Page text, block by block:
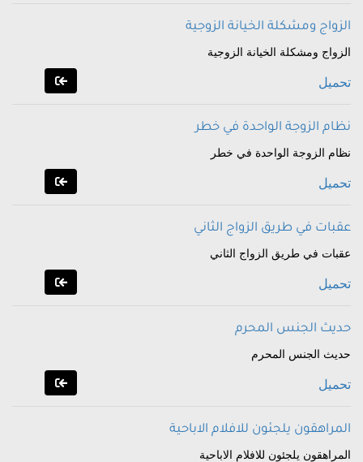
الزواج ومشكلة الخيانة الزوجية
الزواج ومشكلة الخيانة الزوجية
تحميل
نظام الزوجة الواحدة في خطر
نظام الزوجة الواحدة في خطر
تحميل
عقبات في طريق الزواج الثاني
عقبات في طريق الزواج الثاني
تحميل
حديث الجنس المحرم
حديث الجنس المحرم
تحميل
المراهقون يلجئون للافلام الاباحية
المراهقون يلجئون للافلام الاباحية